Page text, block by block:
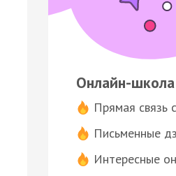
Онлайн-
Прямая связь
Письменные
Интересные